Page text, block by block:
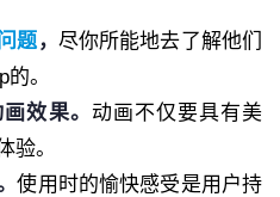
题 ， 尽你所能地去了解他们
。
效果。 动画不仅要具有美
验。
使用时的愉快感受是用户持